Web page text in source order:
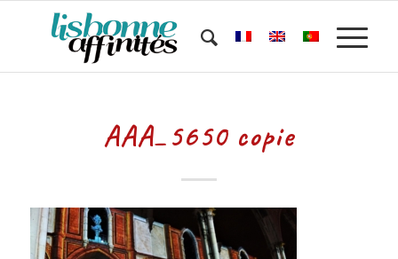
AAA_5650 copie